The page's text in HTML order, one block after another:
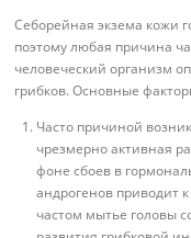
Себорейная экзема кожи
поэтому любая причина
человеческий организм
грибков. Основные
Часто причиной
чрезмерно активная
фоне сбоев в
андрогенов приводит
частом мытье головы